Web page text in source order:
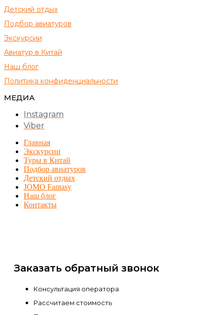
Детский отдых
Подбор авиатуров
Экскурсии
Авиатур в Китай
Наш блог
Политика конфиденциальности
МЕДИА
Instagram
Viber
Главная
Экскурсии
Туры в Китай
Подбор авиатуров
Детский отдых
JOMO Fantasy
Наш блог
Контакты
Заказать обратный звонок
Консультация оператора
Рассчитаем стоимость